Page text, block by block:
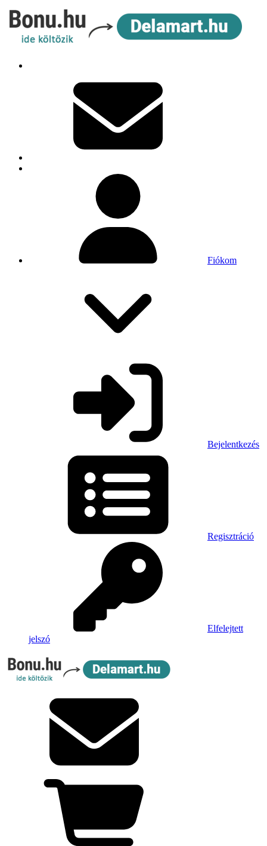
Fiókom
Bejelentkezés
Regisztráció
Elfelejtett
jelszó